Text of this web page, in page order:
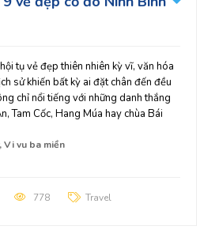
tụ vẻ đẹp thiên nhiên kỳ vĩ, văn hóa
sử khiến bất kỳ ai đặt chân đến đều
chỉ nổi tiếng với những danh thắng
Tam Cốc, Hang Múa hay chùa Bái
Vi vu ba miền
778 Travel